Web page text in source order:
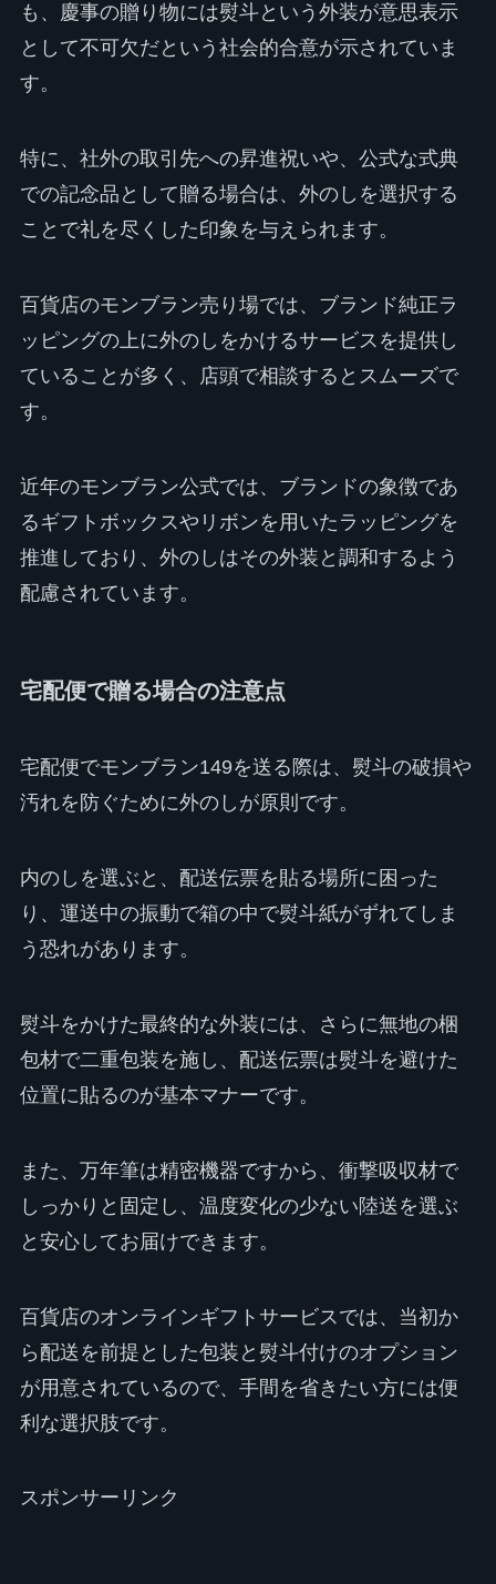
も、慶事の贈り物には熨斗という外装が意思表示
として不可欠だという社会的合意が示されていま
す。
特に、社外の取引先への昇進祝いや、公式な式典
での記念品として贈る場合は、外のしを選択する
ことで礼を尽くした印象を与えられます。
百貨店のモンブラン売り場では、ブランド純正ラ
ッピングの上に外のしをかけるサービスを提供し
ていることが多く、店頭で相談するとスムーズで
す。
近年のモンブラン公式では、ブランドの象徴であ
るギフトボックスやリボンを用いたラッピングを
推進しており、外のしはその外装と調和するよう
配慮されています。
宅配便で贈る場合の注意点
宅配便でモンブラン149を送る際は、熨斗の破損や
汚れを防ぐために外のしが原則です。
内のしを選ぶと、配送伝票を貼る場所に困った
り、運送中の振動で箱の中で熨斗紙がずれてしま
う恐れがあります。
熨斗をかけた最終的な外装には、さらに無地の梱
包材で二重包装を施し、配送伝票は熨斗を避けた
位置に貼るのが基本マナーです。
また、万年筆は精密機器ですから、衝撃吸収材で
しっかりと固定し、温度変化の少ない陸送を選ぶ
と安心してお届けできます。
百貨店のオンラインギフトサービスでは、当初か
ら配送を前提とした包装と熨斗付けのオプション
が用意されているので、手間を省きたい方には便
利な選択肢です。
スポンサーリンク